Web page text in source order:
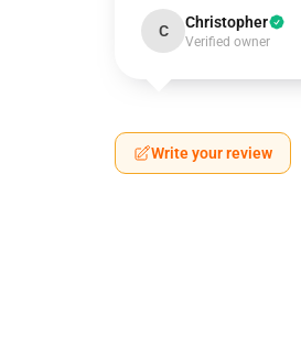
C Christopher
Verified owner
Write your review